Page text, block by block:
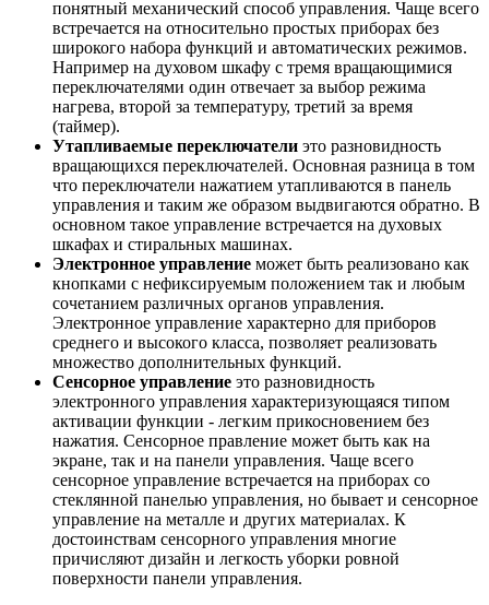
понятный механический способ управления. Чаще всего
встречается на относительно простых приборах без
широкого набора функций и автоматических режимов.
Например на духовом шкафу с тремя вращающимися
переключателями один отвечает за выбор режима
нагрева, второй за температуру, третий за время
(таймер).
Утапливаемые переключатели это разновидность
вращающихся переключателей. Основная разница в том
что переключатели нажатием утапливаются в панель
управления и таким же образом выдвигаются обратно. В
основном такое управление встречается на духовых
шкафах и стиральных машинах.
Электронное управление может быть реализовано как
кнопками с нефиксируемым положением так и любым
сочетанием различных органов управления.
Электронное управление характерно для приборов
среднего и высокого класса, позволяет реализовать
множество дополнительных функций.
Сенсорное управление это разновидность
электронного управления характеризующаяся типом
активации функции - легким прикосновением без
нажатия. Сенсорное правление может быть как на
экране, так и на панели управления. Чаще всего
сенсорное управление встречается на приборах со
стеклянной панелью управления, но бывает и сенсорное
управление на металле и других материалах. К
достоинствам сенсорного управления многие
причисляют дизайн и легкость уборки ровной
поверхности панели управления.